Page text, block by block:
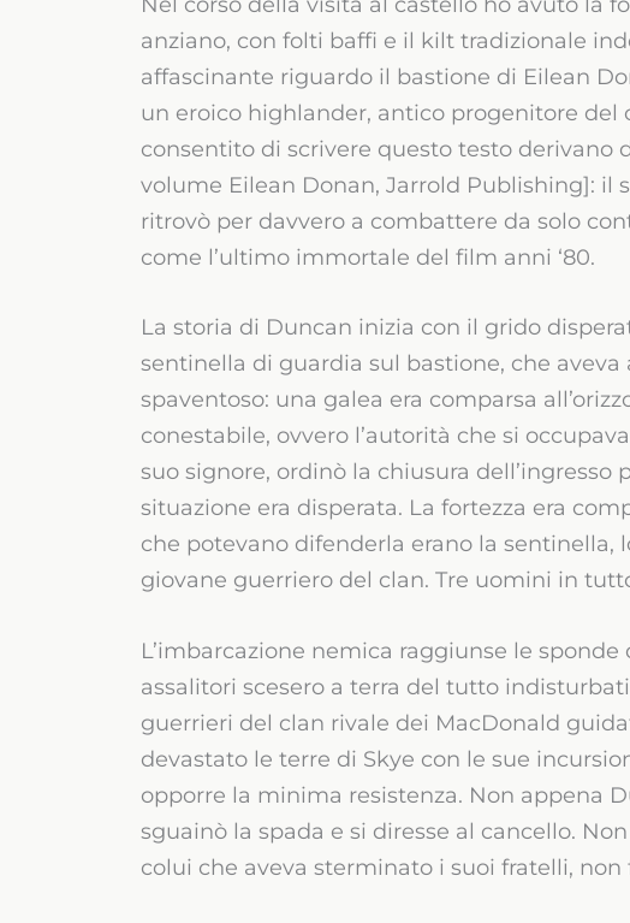
anziano, con folti baffi e il kilt tradizionale
affascinante riguardo il bastione di Eilean
un eroico highlander, antico progenitore del
consentito di scrivere questo testo derivano
volume Eilean Donan, Jarrold Publishing]: il
ritrovò per davvero a combattere da solo
come l’ultimo immortale del film anni ‘80.
La storia di Duncan inizia con il grido
sentinella di guardia sul bastione, che
spaventoso: una galea era comparsa
conestabile, ovvero l’autorità che si
suo signore, ordinò la chiusura dell’ingresso
situazione era disperata. La fortezza era
che potevano difenderla erano la sentinella,
giovane guerriero del clan. Tre uomini in
L’imbarcazione nemica raggiunse le
assalitori scesero a terra del tutto
guerrieri del clan rivale dei MacDonald
devastato le terre di Skye con le sue
opporre la minima resistenza. Non appena
sguainò la spada e si diresse al cancello.
colui che aveva sterminato i suoi fratelli,